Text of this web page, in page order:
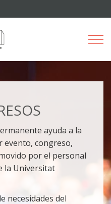
Toggle
ayuda a la
evento, congreso,
por el personal
la Universitat
necesidades del